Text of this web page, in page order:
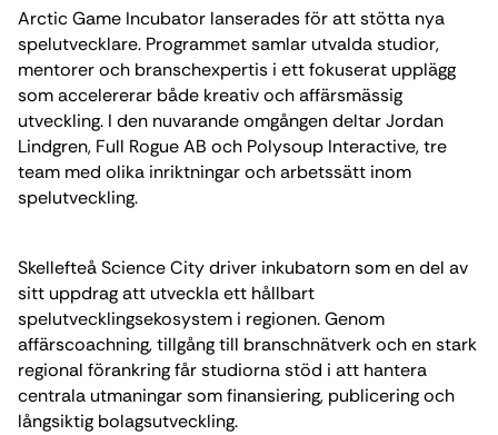
Arctic Game Incubator lanserades för att stötta nya
spelutvecklare. Programmet samlar utvalda studior,
mentorer och branschexpertis i ett fokuserat upplägg
som accelererar både kreativ och affärsmässig
utveckling. I den nuvarande omgången deltar Jordan
Lindgren, Full Rogue AB och Polysoup Interactive, tre
team med olika inriktningar och arbetssätt inom
spelutveckling.
Skellefteå Science City driver inkubatorn som en del av
sitt uppdrag att utveckla ett hållbart
spelutvecklingsekosystem i regionen. Genom
affärscoachning, tillgång till branschnätverk och en stark
regional förankring får studiorna stöd i att hantera
centrala utmaningar som finansiering, publicering och
långsiktig bolagsutveckling.